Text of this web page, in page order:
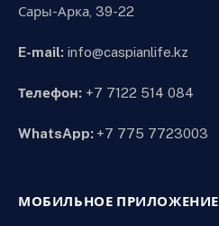
Сары-Арка, 39-22
E-mail: info@caspianlife.kz
Телефон: +7 7122 514 084
WhatsApp: +7 775 7723003
МОБИЛЬНОЕ ПРИЛОЖЕНИЕ